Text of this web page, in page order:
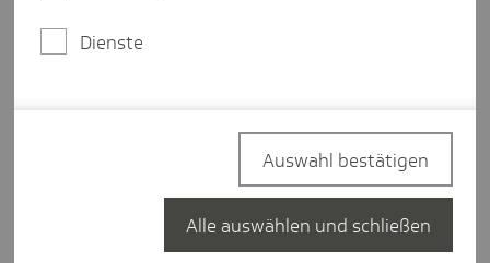
Die Reihenfolge der im "TK-Klinikführer"
und geeignet. Sie beruhen allein auf den freiwilligen
Angaben und persönlichen Erfahrungen der
Dienste
Auswahl bestätigen
Alle auswählen und schließen